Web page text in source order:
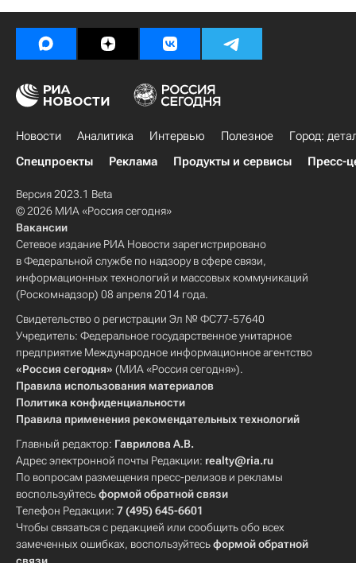
Новости Аналитика Интервью Полезное
Город:
Спецпроекты
Реклама Продукты и сервисы Пресс-
Версия 2023.1 Beta
© 2026 МИА «Россия сегодня»
Вакансии
Сетевое издание РИА Новости зарегистрировано
в Федеральной службе по надзору в сфере связи,
информационных технологий и массовых коммуникаций
(Роскомнадзор) 08 апреля 2014 года.
Свидетельство о регистрации Эл № ФС77-57640
Учредитель: Федеральное государственное унитарное
предприятие Международное информационное агентство
«Россия сегодня» (МИА «Россия сегодня»).
Правила использования материалов
Политика конфиденциальности
Правила применения рекомендательных технологий
Главный редактор: Гаврилова А.В.
Адрес электронной почты Редакции: realty@ria.ru
По вопросам размещения пресс-релизов и рекламы
воспользуйтесьформой обратной связи
Телефон Редакции: 7 (495) 645-6601
Чтобы связаться с редакцией или сообщить обо всех
замеченных ошибках, воспользуйтесьформой обратной